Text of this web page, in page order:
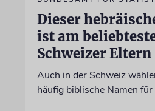
Dieser
ist am
Schweizer Eltern
Auch in der Schweiz
häufig biblische Namen